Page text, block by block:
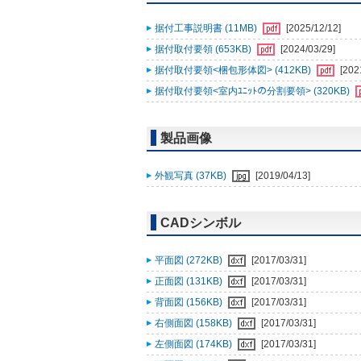
据付工事説明書 (11MB)
[2025/12/12]
据付取付要領 (653KB)
[2024/03/29]
据付取付要領<梱包形体図> (412KB)
据付取付要領<室内ﾕﾆｯﾄの分割要領> (320KB)
製品画像
外観写真 (37KB) [2019/04/13]
CADシンボル
平面図 (272KB)
[2017/03/31]
正面図 (131KB)
[2017/03/31]
背面図 (156KB)
[2017/03/31]
右側面図 (158KB)
[2017/03/31]
左側面図 (174KB)
[2017/03/31]